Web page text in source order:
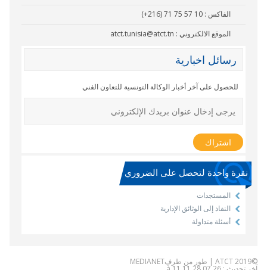
الفاكس : (+216) 71 75 57 10
الموقع الالكتروني : atct.tunisia@atct.tn
رسائل اخبارية
للحصول على آخر أخبار الوكالة التونسية للتعاون الفني
نقرة واحدة لتحصل على الضروري
المستجدات
النفاذ إلى الوثائق الإدارية
أسئلة متداولة
©2019 ATCT | طور من طرف MEDIANET